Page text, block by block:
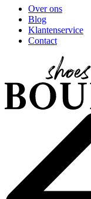
Over ons
Blog
Klantenservice
Contact